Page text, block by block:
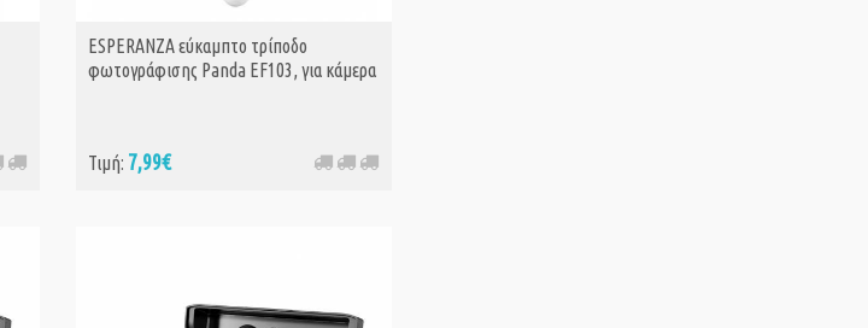
ESPERANZA εύκαμπτο τρίποδο
φωτογράφισης Panda EF103, για κάμερα
Τιμή: 7,99€